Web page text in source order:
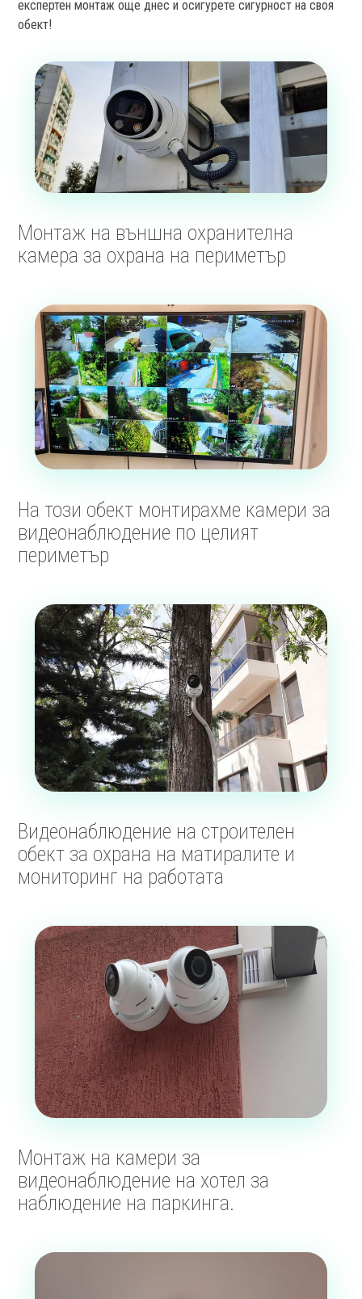
експертен монтаж още днес и осигурете сигурност на своя
обект!
Монтаж на външна охранителна
камера за охрана на периметър
На този обект монтирахме камери за
видеонаблюдение по целият
периметър
Видеонаблюдение на строителен
обект за охрана на матиралите и
мониторинг на работата
Монтаж на камери за
видеонаблюдение на хотел за
наблюдение на паркинга.